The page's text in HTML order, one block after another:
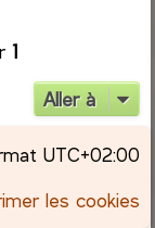
1
Aller à
UTC+02:00
les cookies